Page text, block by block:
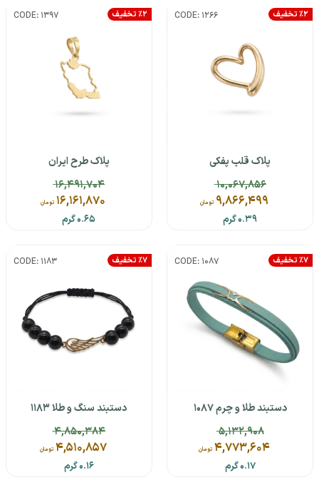
٪2 تخفیف CODE: 1266
پلاک قلب پفکی
10,067,856
9,866,499 تومان
0.39 گرم
٪2 تخفیف CODE: 1397
پلاک طرح ایران
16,491,704
16,161,870 تومان
0.65 گرم
٪7 تخفیف CODE: 1087
دستبند طلا و چرم 1087
5,132,908
4,773,604 تومان
0.17 گرم
٪7 تخفیف CODE: 1183
دستبند سنگ و طلا 1183
4,850,384
4,510,857 تومان
0.16 گرم